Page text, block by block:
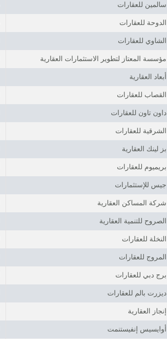
سالمين للعقارات
الدوحة للعقارات
الشاوي للعقارات
مؤسسة المعتاز لتطوير الاستثمارات العقارية
أبعاد العقارية
القصاب للعقارات
داون تاون للعقارات
الشرقية للعقارات
بز لينك العقارية
بريميوم للعقارات
جيس للإستثمارات
شركة المساكن العقارية
الصروح للتنمية العقارية
النخلة للعقارات
المروج للعقارات
برج دبي للعقارات
ديزرت بالم للعقارات
إنجاز العقارية
أوايسيس إنفيستنمت